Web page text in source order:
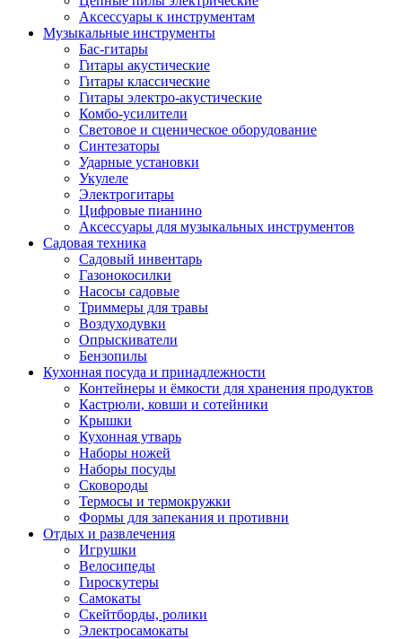
Аксессуары к инструментам
Музыкальные инструменты
Бас-гитары
Гитары акустические
Гитары классические
Гитары электро-акустические
Комбо-усилители
Световое и сценическое оборудование
Синтезаторы
Ударные установки
Укулеле
Электрогитары
Цифровые пианино
Аксессуары для музыкальных инструментов
Садовая техника
Садовый инвентарь
Газонокосилки
Насосы садовые
Триммеры для травы
Воздуходувки
Опрыскиватели
Бензопилы
Кухонная посуда и принадлежности
Контейнеры и ёмкости для хранения продуктов
Кастрюли, ковши и сотейники
Крышки
Кухонная утварь
Наборы ножей
Наборы посуды
Сковороды
Термосы и термокружки
Формы для запекания и противни
Отдых и развлечения
Игрушки
Велосипеды
Гироскутеры
Самокаты
Скейтборды, ролики
Электросамокаты